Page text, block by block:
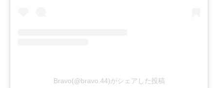
Bravo(@bravo.44)がシェアした投稿